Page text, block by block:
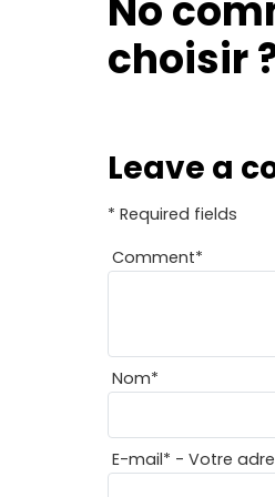
No
choisir
Leave a
* Required fields
Comment*
Nom*
E-mail* - Votre